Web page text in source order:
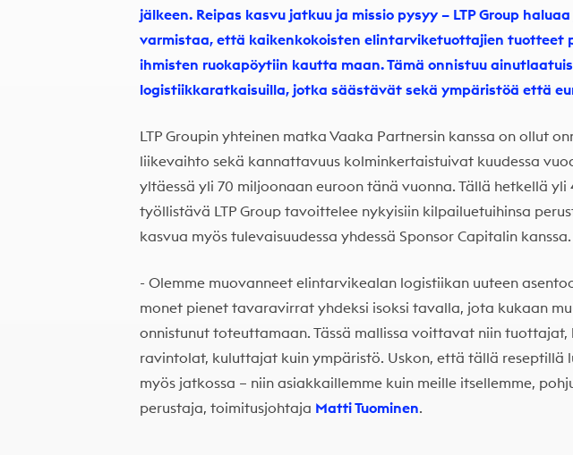
jälkeen. Reipas kasvu jatkuu ja missio pysyy – LTP Group
varmistaa, että kaikenkokoisten elintarviketuottajien tuotteet
ihmisten ruokapöytiin kautta maan. Tämä onnistuu
logistiikkaratkaisuilla, jotka säästävät sekä ympäristöä että
LTP Groupin yhteinen matka Vaaka Partnersin kanssa on ollut
liikevaihto sekä kannattavuus kolminkertaistuivat kuudessa
yltäessä yli 70 miljoonaan euroon tänä vuonna. Tällä hetkellä yli
työllistävä LTP Group tavoittelee nykyisiin kilpailuetuihinsa
kasvua myös tulevaisuudessa yhdessä Sponsor Capitalin kanssa.
- Olemme muovanneet elintarvikealan logistiikan uuteen
monet pienet tavaravirrat yhdeksi isoksi tavalla, jota kukaan
onnistunut toteuttamaan. Tässä mallissa voittavat niin tuottajat,
ravintolat, kuluttajat kuin ympäristö. Uskon, että tällä reseptillä
myös jatkossa – niin asiakkaillemme kuin meille itsellemme,
perustaja, toimitusjohtaja Matti Tuominen.